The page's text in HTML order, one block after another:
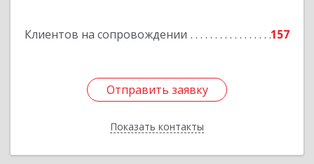
Клиентов на сопровождении 157
Отправить заявку
Показать контакты
Подробнее
Отправить заявку
Назад